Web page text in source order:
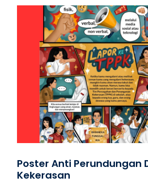
Poster Anti Perundungan
Kekerasan